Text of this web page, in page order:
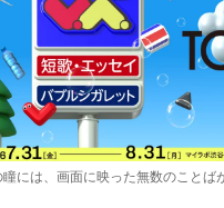
には、画面に映った無数のことば